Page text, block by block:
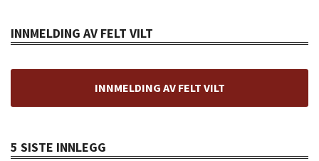
INNMELDING AV FELT VILT
INNMELDING AV FELT VILT
5 SISTE INNLEGG